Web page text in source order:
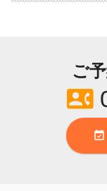
ご
contact_phone
event_available